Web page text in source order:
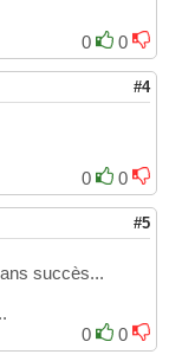
0
0
#4
0
0
#5
succès...
0
0